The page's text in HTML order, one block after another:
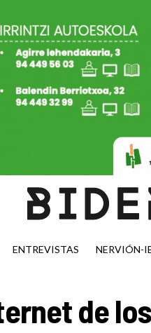
ENTREVISTAS NERVIÓN-
de los